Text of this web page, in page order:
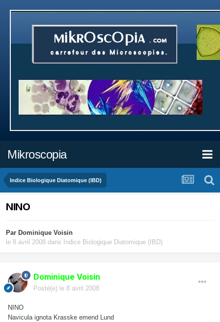
Mikroscopia
Indice Biologique Diatomique (IBD)
NINO
Par Dominique Voisin
le 8 avril 2008 dans Indice Biologique Diatomique (IBD)
Dominique Voisin
Posté(e) le 8 avril 2008
NINO
Navicula ignota Krasske emend Lund